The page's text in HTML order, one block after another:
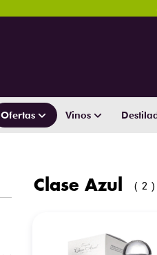
Ofertas Vinos
Clase Azul 2